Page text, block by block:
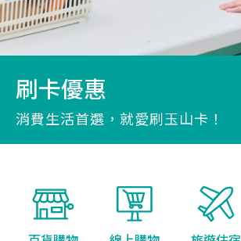
刷卡優惠
消費生活首選，就愛刷玉山卡！